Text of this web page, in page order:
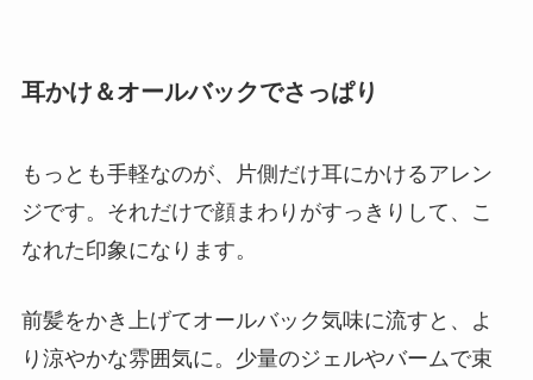
耳かけ＆オールバックでさっぱり
もっとも手軽なのが、片側だけ耳にかけるアレン
ジです。それだけで顔まわりがすっきりして、こ
なれた印象になります。
前髪をかき上げてオールバック気味に流すと、よ
り涼やかな雰囲気に。少量のジェルやバームで束